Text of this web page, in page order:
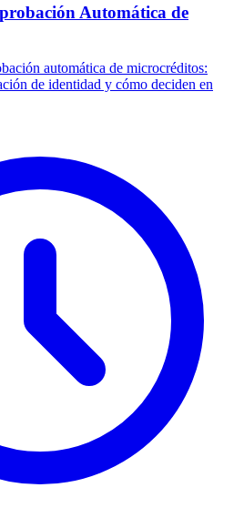
Automática de
automática de microcréditos:
de identidad y cómo deciden en